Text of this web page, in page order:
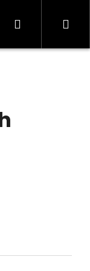
Informace
Přihlášení